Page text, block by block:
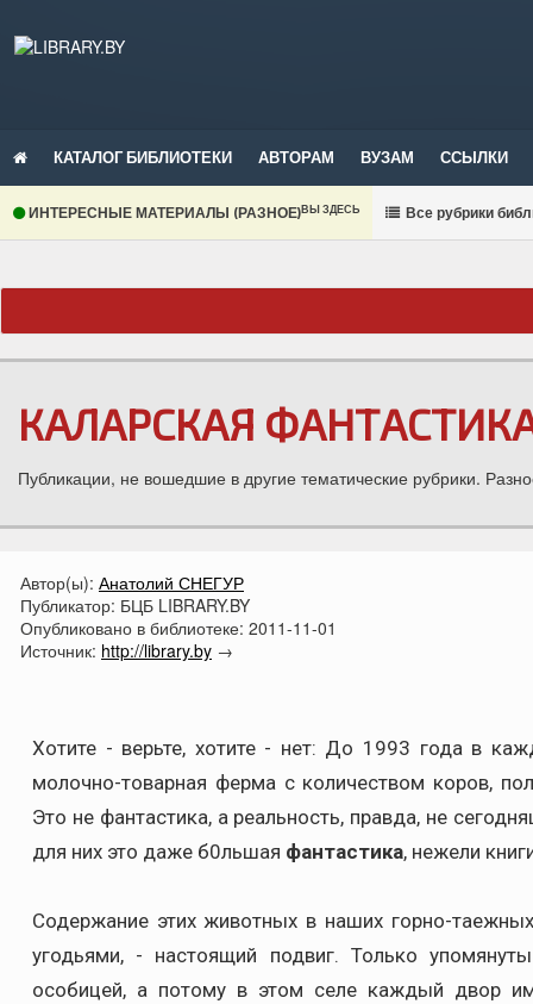
КАТАЛОГ БИБЛИОТЕКИ АВТОРАМ ВУЗАМ ССЫЛКИ
ИНТЕРЕСНЫЕ МАТЕРИАЛЫ (РАЗНОЕ)ВЫ ЗДЕСЬ Все рубрики
КАЛАРСКАЯ
Публикации, не вошедшие в другие тематические рубрики.
Автор(ы): Анатолий СНЕГУР
Публикатор: БЦБ LIBRARY.BY
Опубликовано в библиотеке: 2011-11-01
Источник: http://library.by →
Хотите - верьте, хотите - нет: До 1993 года в
молочно-товарная ферма с количеством коров,
Это не фантастика, а реальность, правда, не
для них это даже б0льшая фантастика, нежели
Содержание этих животных в наших горно-
угодьями, - настоящий подвиг. Только
особицей, а потому в этом селе каждый двор